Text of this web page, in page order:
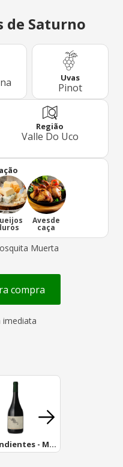
de Saturno
Uvas
Pinot
Região
Valle Do Uco
Avesde
caça
Muerta
compra
Descendientes - Música de Loicas